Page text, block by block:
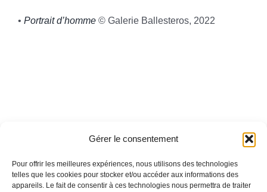
Gérer le consentement
Pour offrir les meilleures expériences, nous utilisons des technologies
telles que les cookies pour stocker et/ou accéder aux informations des
appareils. Le fait de consentir à ces technologies nous permettra de traiter
• Portrait d’homme© Galerie Ballesteros, 2022